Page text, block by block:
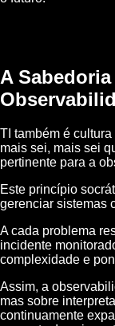
A
TI também é
mais sei, mais sei
pertinente para a
Este princípio
gerenciar sistemas
A cada problema
incidente
complexidade e
Assim, a
mas sobre
continuamente